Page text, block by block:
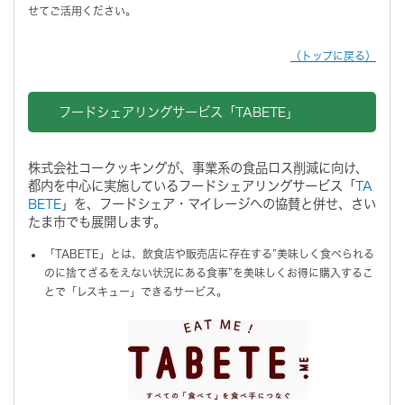
せてご活用ください。
（トップに戻る）
フードシェアリングサービス「TABETE」
株式会社コークッキングが、事業系の食品ロス削減に向け、
都内を中心に実施しているフードシェアリングサービス「 TA
BETE 」を、フードシェア・マイレージへの協賛と併せ、さい
たま市でも展開します。
「TABETE」とは、飲食店や販売店に存在する”美味しく食べられる
のに捨てざるをえない状況にある食事”を美味しくお得に購入するこ
とで「レスキュー」できるサービス。